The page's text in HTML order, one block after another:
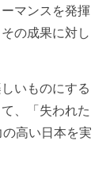
マンスを発揮
の成果に対し
いものにする
、「失われた
高い日本を実